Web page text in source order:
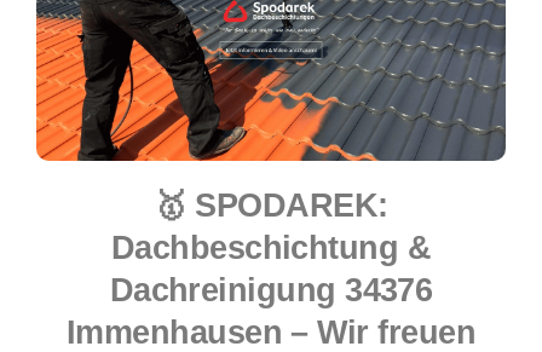
🥇 SPODAREK:
Dachbeschichtung &
Dachreinigung 34376
Immenhausen – Wir freuen